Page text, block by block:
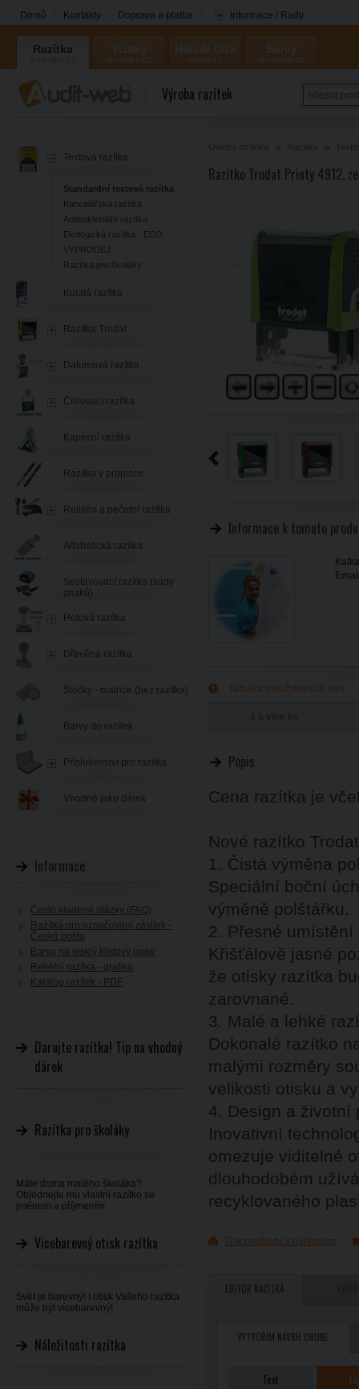
Domů Kontakty Doprava a platba Informace / Rady
Razítka
Coloris
Výroba razítek
Razítko Trodat Printy 4912,
Informace k tomuto
Tabulka množstevních slev
Popis
Cena razítka je
Nové razítko
1. Čistá výměna
Speciální boční
výměně polštářku.
2. Přesné
Křišťálově jasné
že otisky razítka
zarovnané.
3. Malé a lehké
Dokonalé razítko
malými rozměry
velikosti otisku a
4. Design a životní
Inovativní
omezuje viditelné
dlouhodobém
recyklovaného
Tisk produktu s náhledem
EDITOR RAZÍTKA
VYTVOŘÍM NÁVRH ONLINE
Text
Textová razítka
Standardní textová razítka
Kancelářská razítka
Antibakteriální razítka
Ekologická razítka - ECO
VÝPRODEJ
Razítka pro školáky
Kulatá razítka
Razítka Trodat
Datumová razítka
Číslovací razítka
Kapesní razítka
Razítka v propisce
Reliéfní a pečetní razítka
Alfabetická razítka
Sestavovací razítka (sady
znaků)
Hotová razítka
Dřevěná razítka
Štočky - matrice (bez razítka)
Barvy do razítek
Příslušenství pro razítka
Vhodné jako dárek
Informace
Často kladené otázky (FAQ)
Razítka pro označování zásilek -
Česká pošta
Barva na lesklý křídový papír
Reliéfní razítka - grafika
Katalog razítek - PDF
Darujte razítka! Tip na vhodný
dárek
Razítka pro školáky
Máte doma malého školáka?
Objednejte mu vlastní razítko se
jménem a příjmením.
Vícebarevný otisk razítka
Svět je barevný! I otisk Vašeho razítka
může být vícebarevný!
Náležitosti razítka